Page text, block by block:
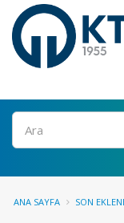
Ara
ANA SAYFA SON